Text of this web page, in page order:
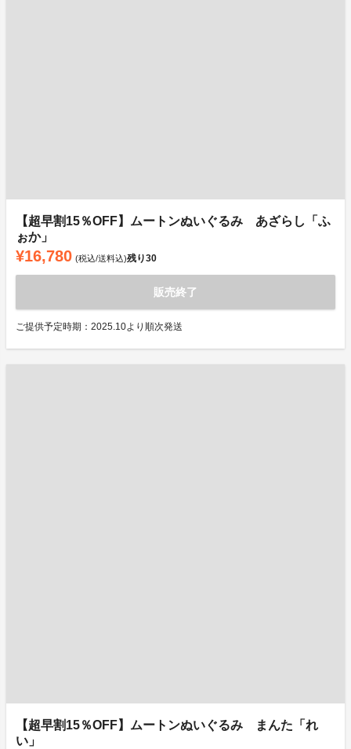
【超早割15％OFF】ムートンぬいぐるみ あざらし「ふ
ぉか」
¥16,780 (税込/送料込)残り30
販売終了
ご提供予定時期：2025.10より順次発送
【超早割15％OFF】ムートンぬいぐるみ まんた「れ
い」